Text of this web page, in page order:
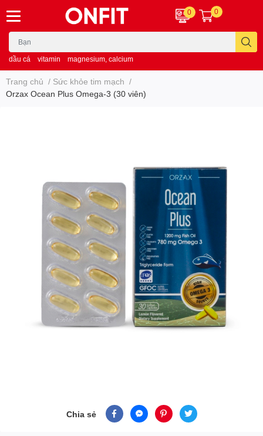
dầu cá vitamin magnesium, calcium
0 0
Trang chủ / Sức khỏe tim mạch /
Orzax Ocean Plus Omega-3 (30 viên)
Chia sẻ